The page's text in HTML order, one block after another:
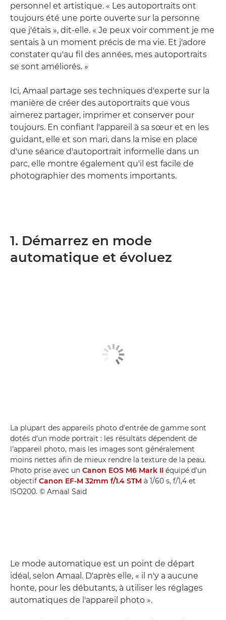
personnel et artistique. « Les autoportraits ont
toujours été une porte ouverte sur la personne
que j'étais », dit-elle. « Je peux voir comment je me
sentais à un moment précis de ma vie. Et j'adore
constater qu'au fil des années, mes autoportraits
se sont améliorés. »
Ici, Amaal partage ses techniques d'experte sur la
manière de créer des autoportraits que vous
aimerez partager, imprimer et conserver pour
toujours. En confiant l'appareil à sa sœur et en les
guidant, elle et son mari, dans la mise en place
d'une séance d'autoportrait informelle dans un
parc, elle montre également qu'il est facile de
photographier des moments importants.
1. Démarrez en mode
automatique et évoluez
La plupart des appareils photo d'entrée de gamme sont
dotés d'un mode portrait : les résultats dépendent de
l'appareil photo, mais les images sont généralement
moins nettes afin de mieux rendre la texture de la peau.
Photo prise avec un Canon EOS M6 Mark II équipé d'un
objectif Canon EF-M 32mm f/1.4 STM à 1/60 s, f/1,4 et
ISO200. © Amaal Said
Le mode automatique est un point de départ
idéal, selon Amaal. D'après elle, « il n'y a aucune
honte, pour les débutants, à utiliser les réglages
automatiques de l'appareil photo ».